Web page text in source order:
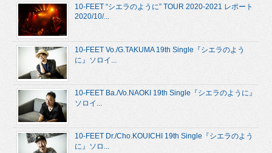
10-FEET “シエラのように” TOUR 2020-2021 レポート
2020/10/...
10-FEET Vo./G.TAKUMA 19th Single『シエラのよう
に』ソロイ...
10-FEET Ba./Vo.NAOKI 19th Single『シエラのように』
ソロイ...
10-FEET Dr./Cho.KOUICHI 19th Single『シエラのよう
に』ソロ...